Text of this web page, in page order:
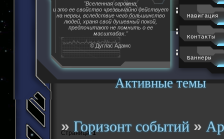
Активные темы
"Вселенная огромна,
и это ее свойство чрезвычайно действует
на нервы, вследствие чего большинство
людей, храня свой душевный покой,
предпочитают не помнить о ее
масштабах."
© Дуглас Адамс
Навигация
Контакты
Баннеры
»Горизонт событий »
Страница:1